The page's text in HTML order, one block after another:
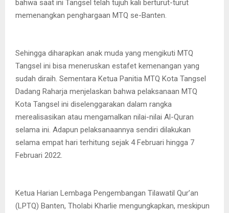
bahwa saat ini Tangsel telah tujuh kali berturut-turut
memenangkan penghargaan MTQ se-Banten.
Sehingga diharapkan anak muda yang mengikuti MTQ
Tangsel ini bisa meneruskan estafet kemenangan yang
sudah diraih. Sementara Ketua Panitia MTQ Kota Tangsel
Dadang Raharja menjelaskan bahwa pelaksanaan MTQ
Kota Tangsel ini diselenggarakan dalam rangka
merealisasikan atau mengamalkan nilai-nilai Al-Quran
selama ini. Adapun pelaksanaannya sendiri dilakukan
selama empat hari terhitung sejak 4 Februari hingga 7
Februari 2022.
Ketua Harian Lembaga Pengembangan Tilawatil Qur’an
(LPTQ) Banten, Tholabi Kharlie mengungkapkan, meskipun